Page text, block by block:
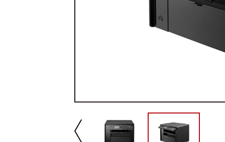
播放/暂停